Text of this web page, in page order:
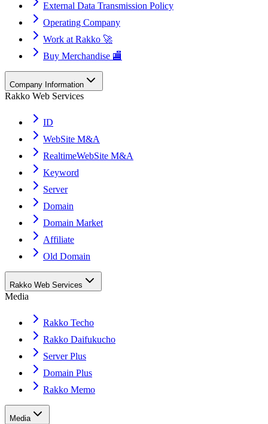
External Data Transmission Policy
Operating Company
Work at Rakko 🚀
Buy Merchandise 🏬
Company Information
Rakko Web Services
ID
WebSite M&A
RealtimeWebSite M&A
Keyword
Server
Domain
Domain Market
Affiliate
Old Domain
Rakko Web Services
Media
Rakko Techo
Rakko Daifukucho
Server Plus
Domain Plus
Rakko Memo
Media